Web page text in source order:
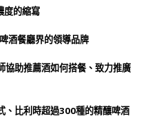
度的縮寫
酒餐廳界的領導品牌
助推薦酒如何搭餐、 致力推廣
、比利時超過300種的精釀啤酒